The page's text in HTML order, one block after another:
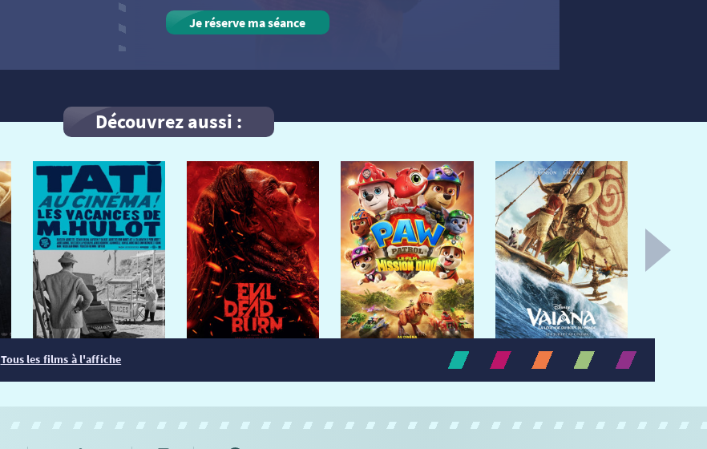
Je réserve ma séance
Découvrez aussi :
Tous les films à l'affiche